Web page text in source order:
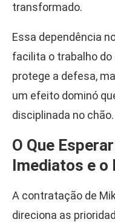
transformado.
Essa dependência
facilita o trabalho
protege a defesa,
um efeito dominó
disciplinada no chão.
O Que
Imediatos e o
A contratação de
direciona as